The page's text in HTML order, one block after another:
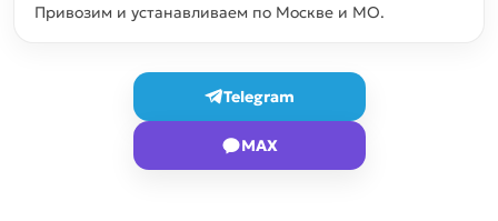
Привозим и устанавливаем по Москве и МО.
Telegram
MAX